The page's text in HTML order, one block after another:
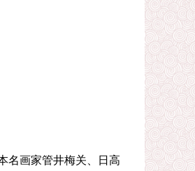
名画家管井梅关、日高